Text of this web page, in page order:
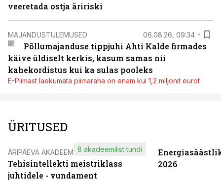
veeretada ostja äririski
MAJANDUSTULEMUSED 06.08.26, 09:34
Põllumajanduse tippjuhi Ahti Kalde firmades
käive üldiselt kerkis, kasum samas nii
kahekordistus kui ka sulas pooleks
E-Piimast laekumata piimaraha on enam kui 1,2 miljonit eurot
ÜRITUSED
ÄRIPÄEVA AKADEEMIA
Tehisintellekti meistriklass
juhtidele - vundament
8 akadeemilist tundi
2026